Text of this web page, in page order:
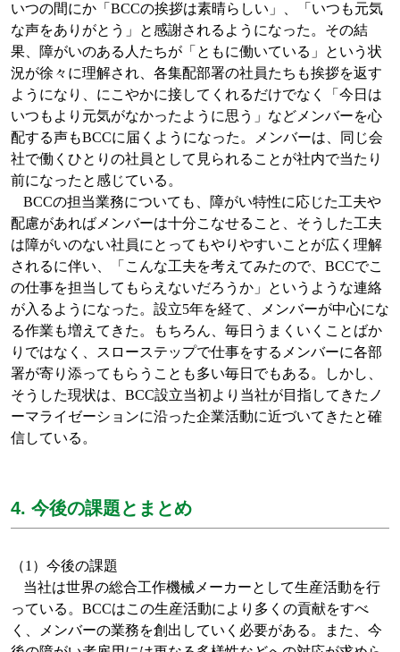
いつの間にか「 BCCの挨拶は素晴らしい」、「いつも元気
な声をありがとう」と感謝されるようになった。その結
果、障がいのある人たちが「ともに働いている」という状
況が徐々に理解され、各集配部署の社員たちも挨拶を返す
ようになり、にこやかに接してくれるだけでなく「今日は
いつもより元気がなかったように思う」などメンバーを心
配する声もBCCに届くようになった。メンバーは、同じ会
社で働くひとりの社員として見られることが社内で当たり
前になったと感じている。
BCCの担当業務についても、障がい特性に応じた工夫や
配慮があればメンバーは十分こなせること、そうした工夫
は障がいのない社員にとってもやりやすいことが広く理解
されるに伴い、「こんな工夫を考えてみたので、 BCCでこ
の仕事を担当してもらえないだろうか」というような連絡
が入るようになった。設立5年を経て、メンバーが中心にな
る作業も増えてきた。もちろん、毎日うまくいくことばか
りではなく、スローステップで仕事をするメンバーに各部
署が寄り添ってもらうことも多い毎日でもある。しかし、
そうした現状は、 BCC設立当初より当社が目指してきたノ
ーマライゼーションに沿った企業活動に近づいてきたと確
信している。
4. 今後の課題とまとめ
（1）今後の課題
当社は世界の総合工作機械メーカーとして生産活動を行
っている。 BCCはこの生産活動により多くの貢献をすべ
く、メンバーの業務を創出していく必要がある。また、今